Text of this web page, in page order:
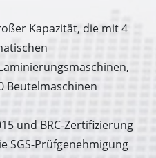
Kapazität, die mit 4
Beutelmaschinen
und BRC-Zertifizierung
SGS-Prüfgenehmigung